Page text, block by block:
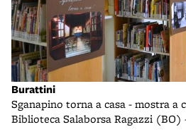
Burattini
Sganapino torna a casa - mostra a
Biblioteca Salaborsa Ragazzi (BO)